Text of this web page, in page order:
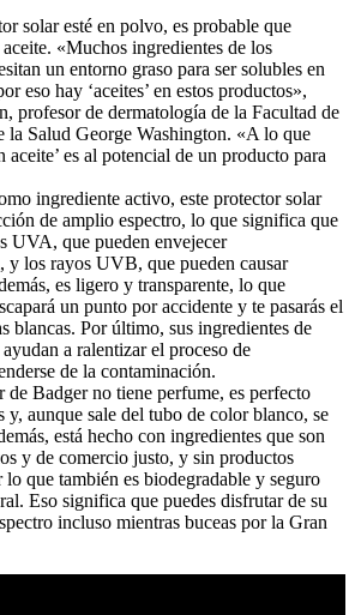
solar esté en polvo, es probable que
«Muchos ingredientes de los
un entorno graso para ser solubles en
eso hay ‘aceites’ en estos productos»,
profesor de dermatología de la Facultad de
la Salud George Washington. «A lo que
aceite’ es al potencial de un producto para
ingrediente activo, este protector solar
de amplio espectro, lo que significa que
UVA, que pueden envejecer
y los rayos UVB, que pueden causar
es ligero y transparente, lo que
un punto por accidente y te pasarás el
blancas. Por último, sus ingredientes de
a ralentizar el proceso de
de la contaminación.
de Badger no tiene perfume, es perfecto
y, aunque sale del tubo de color blanco, se
está hecho con ingredientes que son
y de comercio justo, y sin productos
que también es biodegradable y seguro
Eso significa que puedes disfrutar de su
incluso mientras buceas por la Gran